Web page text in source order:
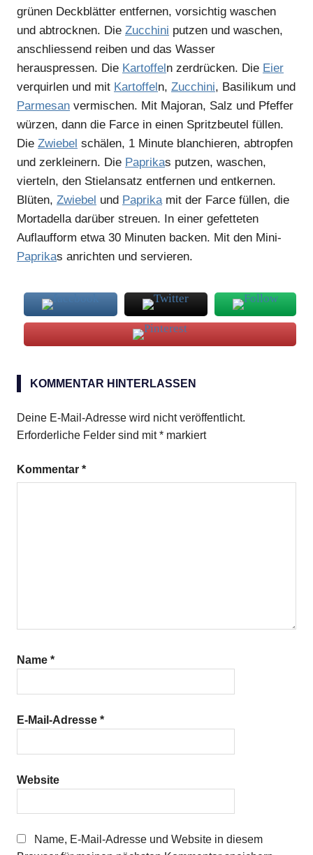
grünen Deckblätter entfernen, vorsichtig waschen
und abtrocknen. Die Zucchini putzen und waschen,
anschliessend reiben und das Wasser
herauspressen. Die Kartoffeln zerdrücken. Die Eier
verquirlen und mit Kartoffeln, Zucchini, Basilikum und
Parmesan vermischen. Mit Majoran, Salz und Pfeffer
würzen, dann die Farce in einen Spritzbeutel füllen.
Die Zwiebel schälen, 1 Minute blanchieren, abtropfen
und zerkleinern. Die Paprikas putzen, waschen,
vierteln, den Stielansatz entfernen und entkernen.
Blüten, Zwiebel und Paprikamit der Farce füllen, die
Mortadella darüber streuen. In einer gefetteten
Auflaufform etwa 30 Minuten backen. Mit den Mini-
Paprikas anrichten und servieren.
KOMMENTAR HINTERLASSEN
Deine E-Mail-Adresse wird nicht veröffentlicht.
Erforderliche Felder sind mit* markiert
Kommentar *
Name *
E-Mail-Adresse *
Website
Name, E-Mail-Adresse und Website in diesem